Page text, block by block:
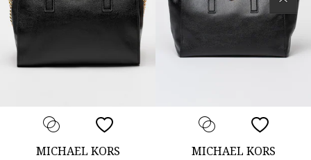
MICHAEL KORS MICHAEL KORS